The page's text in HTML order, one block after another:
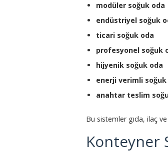
modüler soğuk oda
endüstriyel soğuk
ticari soğuk oda
profesyonel soğuk
hijyenik soğuk oda
enerji verimli soğuk
anahtar teslim
Bu sistemler gıda, ilaç
Konteyner